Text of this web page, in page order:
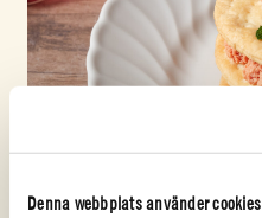
Denna webbplats använder cookies